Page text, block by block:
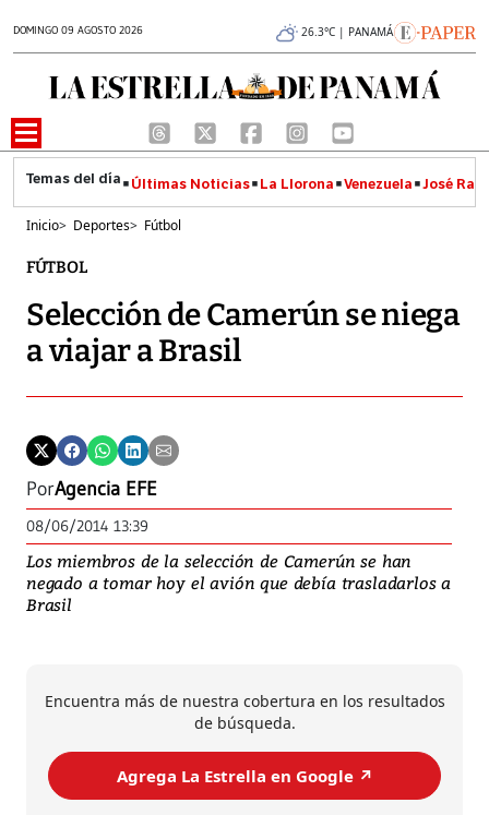
DOMINGO 09 AGOSTO 2026 26.3°C | PANAMÁ
Últimas Noticias La Llorona Venezuela José
Inicio> Deportes> Fútbol
FÚTBOL
Selección de Camerún se niega
a viajar a Brasil
PorAgencia EFE
08/06/2014 13:39
Los miembros de la selección de Camerún se han
negado a tomar hoy el avión que debía trasladarlos a
Brasil
Encuentra más de nuestra cobertura en los resultados
de búsqueda.
Agrega La Estrella en Google ↗️